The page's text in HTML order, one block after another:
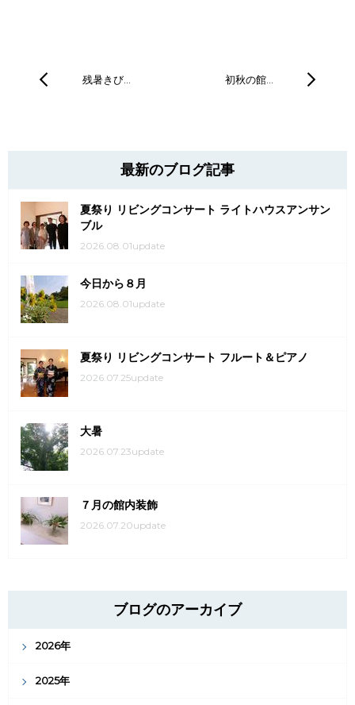
残暑きび… 初秋の館…
最新のブログ記事
夏祭り リビングコンサート ライトハウスアンサン
ブル
2026.08.01update
今日から８月
2026.08.01update
夏祭り リビングコンサート フルート＆ピアノ
2026.07.25update
大暑
2026.07.23update
７月の館内装飾
2026.07.20update
ブログのアーカイブ
2026年
2025年